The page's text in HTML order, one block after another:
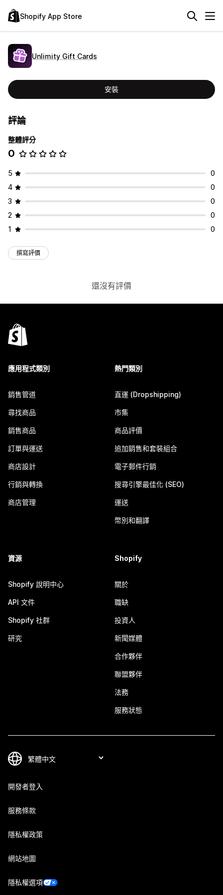
Shopify App Store
Unlimity Gift Cards
安裝
評論
整體評分
0
5
0
4
0
3
0
2
0
1
0
撰寫評價
還沒有評價
應用程式類別
銷售管道
尋找商品
銷售商品
訂單與運送
商店設計
行銷與轉換
商店管理
熱門類別
直運 (Dropshipping)
市集
商品評價
追加銷售和套裝組合
電子郵件行銷
搜尋引擎最佳化 (SEO)
運送
幣別和翻譯
資源
Shopify 說明中心
API 文件
Shopify 社群
研究
Shopify
關於
職缺
投資人
新聞媒體
合作夥伴
聯盟夥伴
法務
服務狀態
開發者登入
服務條款
隱私權政策
網站地圖
隱私權選項